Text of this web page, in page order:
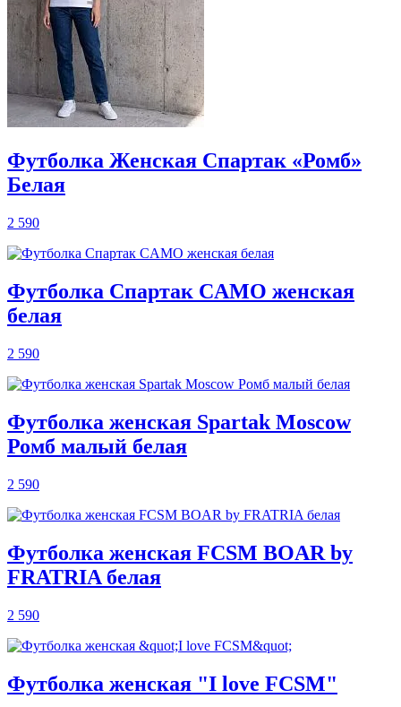
Футболка Женская Спартак «Ромб»
Белая
2 590
Футболка Спартак CAMO женская
белая
2 590
Футболка женская Spartak Moscow
Ромб малый белая
2 590
Футболка женская FCSM BOAR by
FRATRIA белая
2 590
Футболка женская "I love FCSM"